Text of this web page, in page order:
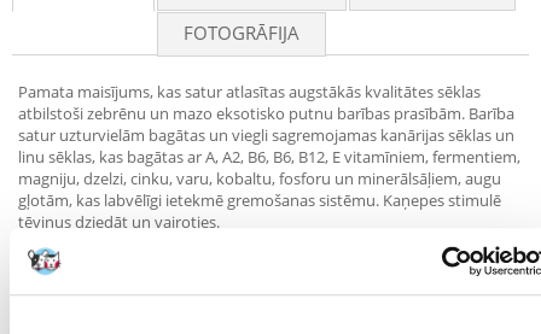
FOTOGRĀFIJA
Pamata maisījums, kas satur atlasītas augstākās kvalitātes sēklas
atbilstoši zebrēnu un mazo eksotisko putnu barības prasībām. Barība
satur uzturvielām bagātas un viegli sagremojamas kanārijas sēklas un
linu sēklas, kas bagātas ar A, A2, B6, B6, B12, E vitamīniem, fermentiem,
magniju, dzelzi, cinku, varu, kobaltu, fosforu un minerālsāļiem, augu
gļotām, kas labvēlīgi ietekmē gremošanas sistēmu. Kaņepes stimulē
tēviņus dziedāt un vairoties.